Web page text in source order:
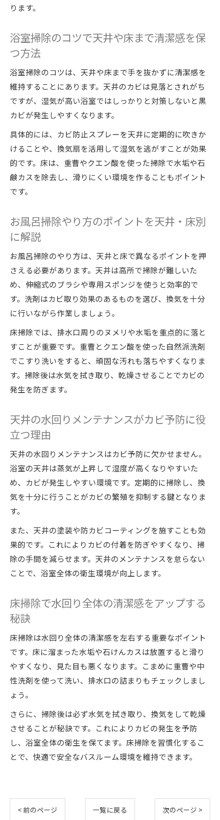
ります。
浴室掃除のコツで天井や床まで清潔感を保
つ方法
浴室掃除のコツは、天井や床まで手を抜かずに清潔感を
維持することにあります。天井のカビは見落とされがち
ですが、湿気が高い浴室ではしっかりと対策しないと黒
カビが発生しやすくなります。
具体的には、カビ防止スプレーを天井に定期的に吹きか
けることや、換気扇を活用して湿気を逃がすことが効果
的です。床は、重曹やクエン酸を使った掃除で水垢や石
鹸カスを除去し、滑りにくい環境を作ることもポイント
です。
お風呂掃除やり方のポイントを天井・床別
に解説
お風呂掃除のやり方は、天井と床で異なるポイントを押
さえる必要があります。天井は高所で掃除が難しいた
め、伸縮式のブラシや専用スポンジを使うと効率的で
す。洗剤はカビ取り効果のあるものを選び、換気を十分
に行いながら作業しましょう。
床掃除では、排水口周りのヌメリや水垢を重点的に落と
すことが重要です。重曹とクエン酸を使った自然派洗剤
でこすり洗いをすると、頑固な汚れも落ちやすくなりま
す。掃除後は水気を拭き取り、乾燥させることでカビの
発生を防ぎます。
天井の水回りメンテナンスがカビ予防に役
立つ理由
天井の水回りメンテナンスはカビ予防に欠かせません。
浴室の天井は蒸気が上昇して湿度が高くなりやすいた
め、カビが発生しやすい環境です。定期的に掃除し、換
気を十分に行うことがカビの繁殖を抑制する鍵となりま
す。
また、天井の塗装や防カビコーティングを施すことも効
果的です。これによりカビの付着を防ぎやすくなり、掃
除の手間を減らせます。天井のメンテナンスを怠らない
ことで、浴室全体の衛生環境が向上します。
床掃除で水回り全体の清潔感をアップする
秘訣
床掃除は水回り全体の清潔感を左右する重要なポイント
です。床に溜まった水垢や石けんカスは放置すると滑り
やすくなり、見た目も悪くなります。こまめに重曹や中
性洗剤を使って洗い、排水口の詰まりもチェックしまし
ょう。
さらに、掃除後は必ず水気を拭き取り、換気をして乾燥
させることが秘訣です。これによりカビの発生を予防
し、浴室全体の衛生を保てます。床掃除を習慣化するこ
とで、快適で安全なバスルーム環境を維持できます。
< 前のページ 一覧に戻る 次のページ >